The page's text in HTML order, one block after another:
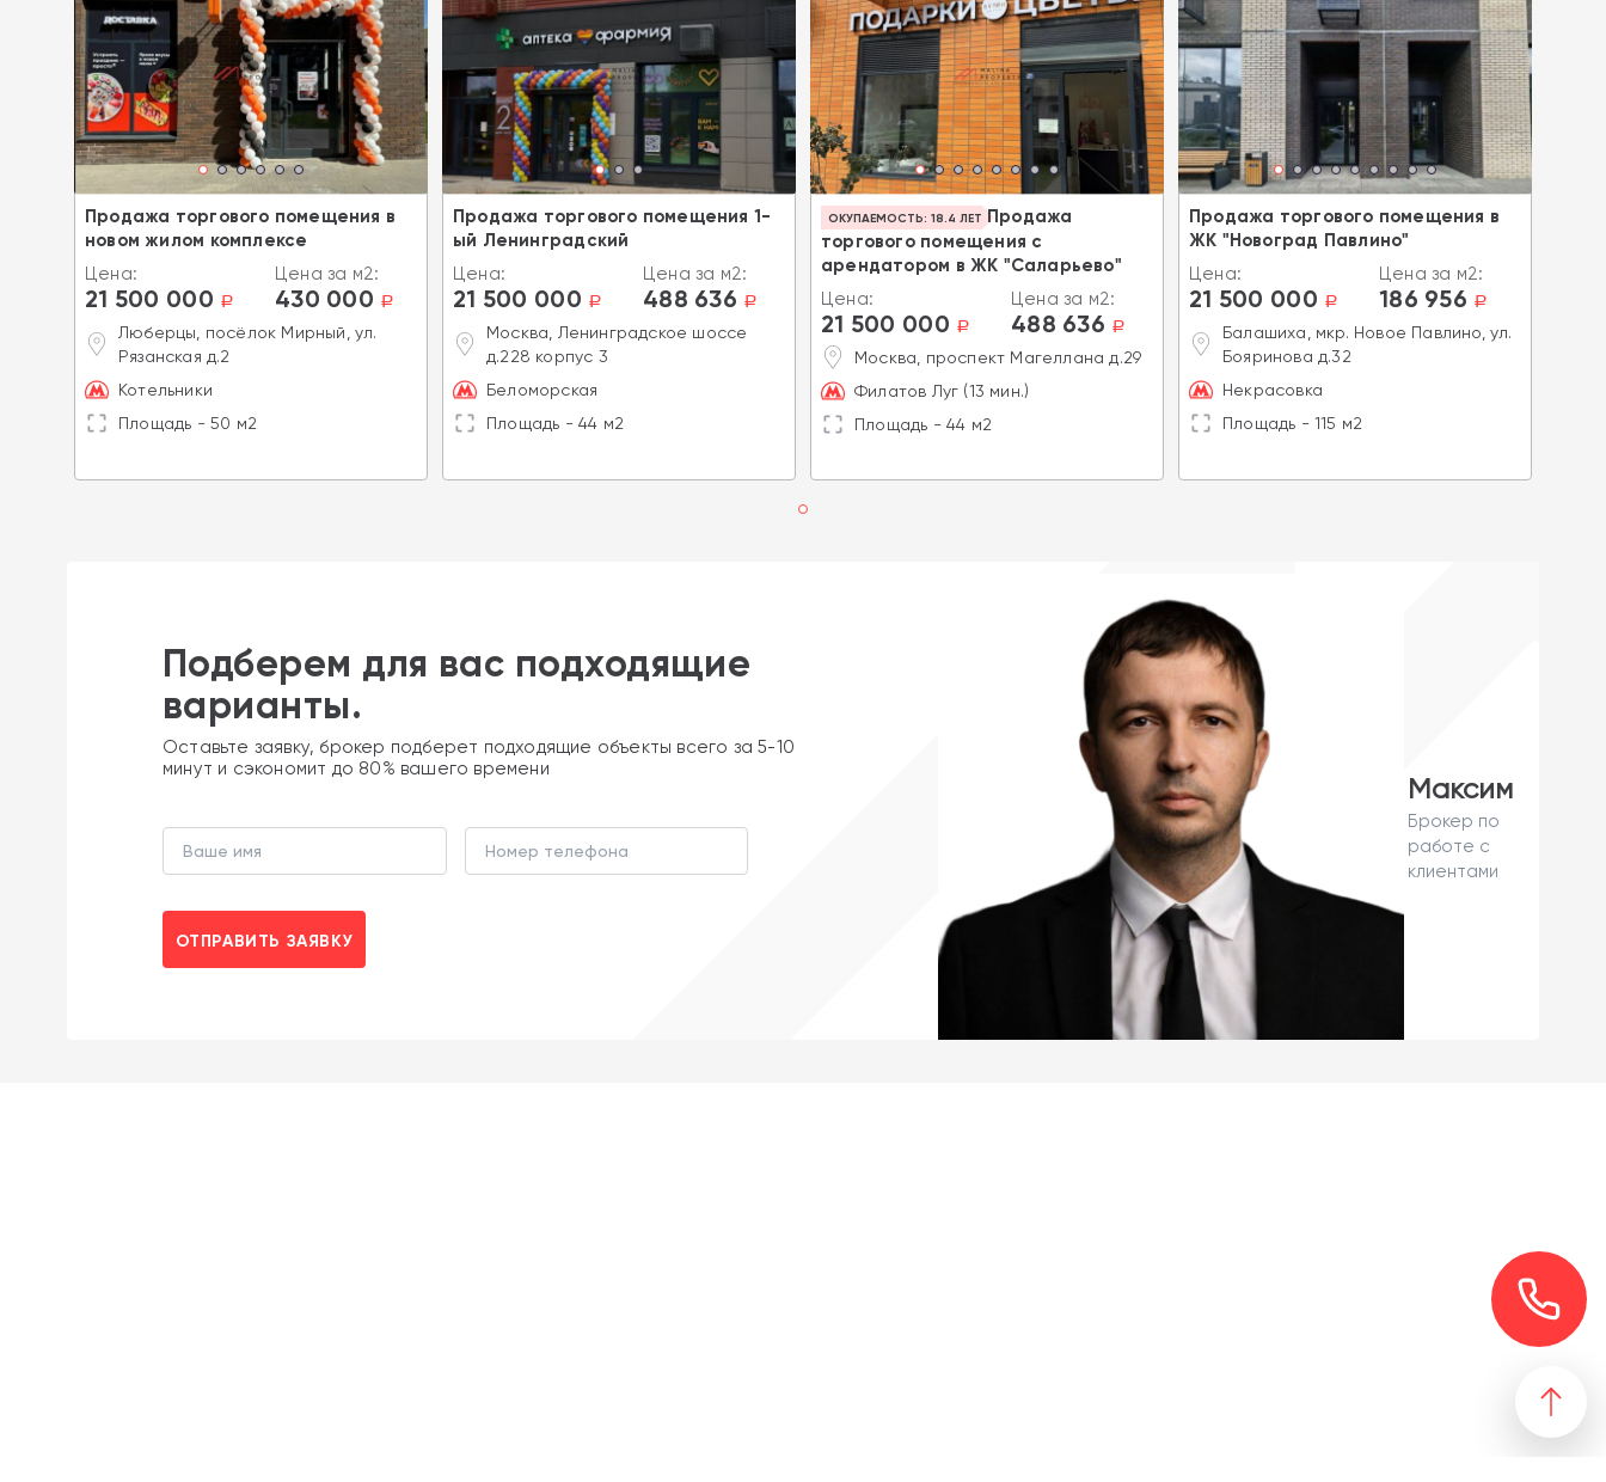
Продажа торгового помещения в
новом жилом комплексе
Цена:
21 500 000 a
Цена за м2:
430 000 a
Люберцы, посёлок Мирный, ул.
Рязанская д.2
Котельники
Площадь - 50 м2
Продажа торгового помещения 1-
ый Ленинградский
Цена:
21 500 000 a
Цена за м2:
488 636 a
Москва, Ленинградское шоссе
д.228 корпус 3
Беломорская
Площадь - 44 м2
ОКУПАЕМОСТЬ: 18.4 ЛЕТ Продажа
торгового помещения с
арендатором в ЖК "Саларьево"
Цена:
21 500 000 a
Цена за м2:
488 636 a
Москва, проспект Магеллана д.29
Филатов Луг (13 мин.)
Площадь - 44 м2
Продажа торгового помещения в
ЖК "Новоград Павлино"
Цена:
21 500 000 a
Цена за м2:
186 956 a
Балашиха, мкр. Новое Павлино, ул.
Бояринова д.32
Некрасовка
Площадь - 115 м2
Подберем для вас подходящие
варианты.
Оставьте заявку, брокер подберет подходящие объекты всего за 5-10
минут и сэкономит до 80% вашего времени
ОТПРАВИТЬ ЗАЯВКУ
Максим
Брокер по
работе с
клиентами